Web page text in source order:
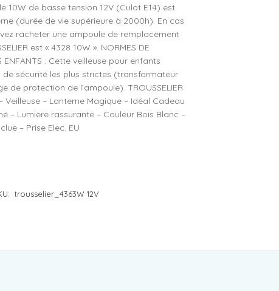
10W de basse tension 12V (Culot E14) est
(durée de vie supérieure à 2000h). En cas
racheter une ampoule de remplacement
est « 4328 10W ». NORMES DE
ENFANTS : Cette veilleuse pour enfants
sécurité les plus strictes (transformateur
de protection de l’ampoule). TROUSSELIER
Veilleuse – Lanterne Magique – Idéal Cadeau
– Lumière rassurante – Couleur Bois Blanc –
– Prise Elec. EU
trousselier_4363W 12V